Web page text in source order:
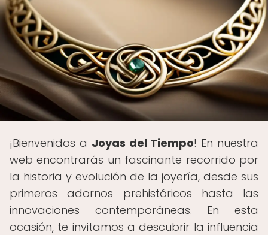
¡Bienvenidos a Joyas del Tiempo! En nuestra
web encontrarás un fascinante recorrido por
la historia y evolución de la joyería, desde sus
primeros adornos prehistóricos hasta las
innovaciones contemporáneas. En esta
ocasión, te invitamos a descubrir la influencia